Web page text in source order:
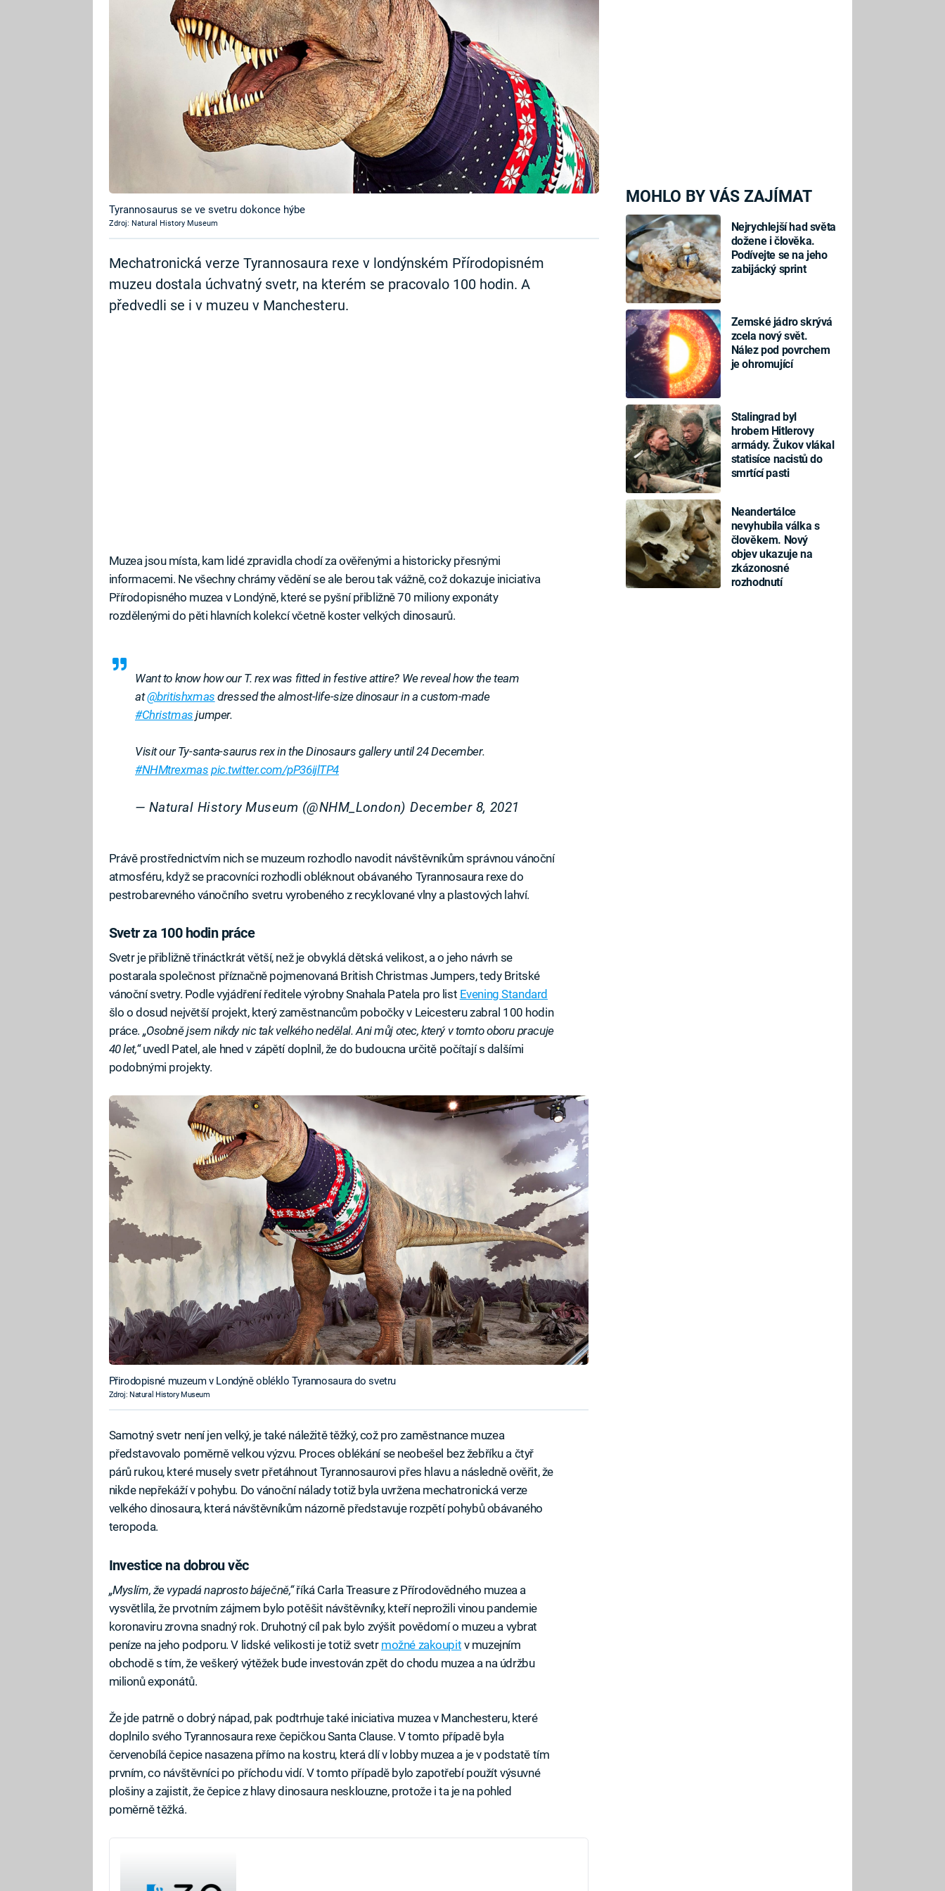
MOHLO BY VÁS ZAJÍMAT
Nejrychlejší had světa
dožene i člověka.
Podívejte se na jeho
zabijácký sprint
Zemské jádro skrývá
zcela nový svět.
Nález pod povrchem
je ohromující
Stalingrad byl
hrobem Hitlerovy
armády. Žukov vlákal
statisíce nacistů do
smrtící pasti
Neandertálce
nevyhubila válka s
člověkem. Nový
objev ukazuje na
zkázonosné
rozhodnutí
Tyrannosaurus se ve svetru dokonce hýbe
Zdroj: Natural History Museum
Mechatronická verze Tyrannosaura rexe v londýnském Přírodopisném
muzeu dostala úchvatný svetr, na kterém se pracovalo 100 hodin. A
předvedli se i v muzeu v Manchesteru.
Muzea jsou místa, kam lidé zpravidla chodí za ověřenými a historicky přesnými
informacemi. Ne všechny chrámy vědění se ale berou tak vážně, což dokazuje iniciativa
Přírodopisného muzea v Londýně, které se pyšní přibližně 70 miliony exponáty
rozdělenými do pěti hlavních kolekcí včetně koster velkých dinosaurů.
Want to know how our T. rex was fitted in festive attire? We reveal how the team
at@britishxmas dressed the almost-life-size dinosaur in a custom-made
#Christmas jumper.
Visit our Ty-santa-saurus rex in the Dinosaurs gallery until 24 December.
#NHMtrexmas pic.twitter.com/pP36ijlTP4
— Natural History Museum (@NHM_London)December 8, 2021
Právě prostřednictvím nich se muzeum rozhodlo navodit návštěvníkům správnou vánoční
atmosféru, když se pracovníci rozhodli obléknout obávaného Tyrannosaura rexe do
pestrobarevného vánočního svetru vyrobeného z recyklované vlny a plastových lahví.
Svetr za 100 hodin práce
Svetr je přibližně třináctkrát větší, než je obvyklá dětská velikost, a o jeho návrh se
postarala společnost příznačně pojmenovaná British Christmas Jumpers, tedy Britské
vánoční svetry. Podle vyjádření ředitele výrobny Snahala Patela pro list Evening Standard
šlo o dosud největší projekt, který zaměstnancům pobočky v Leicesteru zabral 100 hodin
práce. „Osobně jsem nikdy nic tak velkého nedělal. Ani můj otec, který v tomto oboru pracuje
40 let,“uvedl Patel, ale hned v zápětí doplnil, že do budoucna určitě počítají s dalšími
podobnými projekty.
Přirodopisné muzeum v Londýně obléklo Tyrannosaura do svetru
Zdroj: Natural History Museum
Samotný svetr není jen velký, je také náležitě těžký, což pro zaměstnance muzea
představovalo poměrně velkou výzvu. Proces oblékání se neobešel bez žebříku a čtyř
párů rukou, které musely svetr přetáhnout Tyrannosaurovi přes hlavu a následně ověřit, že
nikde nepřekáží v pohybu. Do vánoční nálady totiž byla uvržena mechatronická verze
velkého dinosaura, která návštěvníkům názorně představuje rozpětí pohybů obávaného
teropoda.
Investice na dobrou věc
„Myslím, že vypadá naprosto báječně,“říká Carla Treasure z Přírodovědného muzea a
vysvětlila, že prvotním zájmem bylo potěšit návštěvníky, kteří neprožili vinou pandemie
koronaviru zrovna snadný rok. Druhotný cíl pak bylo zvýšit povědomí o muzeu a vybrat
peníze na jeho podporu. V lidské velikosti je totiž svetr možné zakoupit v muzejním
obchodě s tím, že veškerý výtěžek bude investován zpět do chodu muzea a na údržbu
milionů exponátů.
Že jde patrně o dobrý nápad, pak podtrhuje také iniciativa muzea v Manchesteru, které
doplnilo svého Tyrannosaura rexe čepičkou Santa Clause. V tomto případě byla
červenobílá čepice nasazena přímo na kostru, která dlí v lobby muzea a je v podstatě tím
prvním, co návštěvníci po příchodu vidí. V tomto případě bylo zapotřebí použít výsuvné
plošiny a zajistit, že čepice z hlavy dinosaura nesklouzne, protože i ta je na pohled
poměrně těžká.